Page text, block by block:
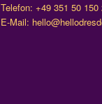
Telefon: +49 351 50 150
E-Mail: